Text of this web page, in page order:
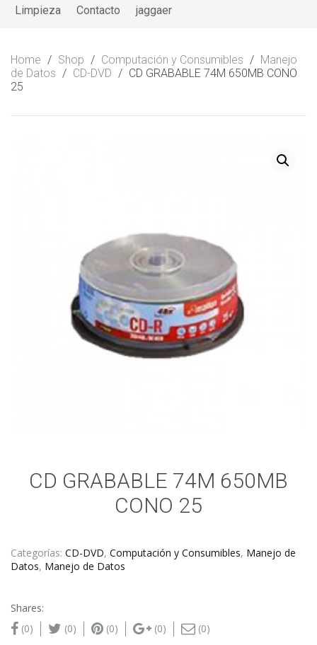
Limpieza Contacto jaggaer
Home / Shop / Computación y Consumibles / Manejo
de Datos / CD-DVD / CD GRABABLE 74M 650MB CONO
25
CD GRABABLE 74M 650MB
CONO 25
Categorías: CD-DVD, Computación y Consumibles, Manejo de
Datos, Manejo de Datos
Shares:
(0)
(0) (0) (0) (0)